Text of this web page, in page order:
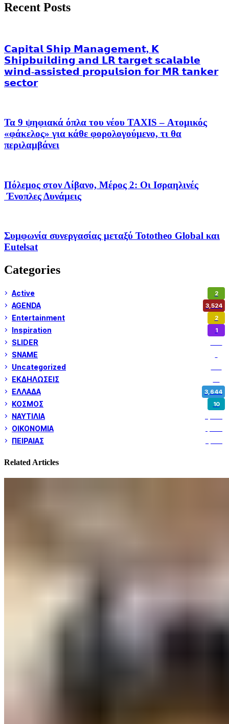
Recent Posts
𝗖𝗮𝗽𝗶𝘁𝗮𝗹 𝗦𝗵𝗶𝗽 𝗠𝗮𝗻𝗮𝗴𝗲𝗺𝗲𝗻𝘁, 𝗞
𝗦𝗵𝗶𝗽𝗯𝘂𝗶𝗹𝗱𝗶𝗻𝗴 𝗮𝗻𝗱 𝗟𝗥 𝘁𝗮𝗿𝗴𝗲𝘁 𝘀𝗰𝗮𝗹𝗮𝗯𝗹𝗲
𝘄𝗶𝗻𝗱-𝗮𝘀𝘀𝗶𝘀𝘁𝗲𝗱 𝗽𝗿𝗼𝗽𝘂𝗹𝘀𝗶𝗼𝗻 𝗳𝗼𝗿 𝗠𝗥 𝘁𝗮𝗻𝗸𝗲𝗿
𝘀𝗲𝗰𝘁𝗼𝗿
Τα 9 ψηφιακά όπλα του νέου TAXIS – Ατομικός
«φάκελος» για κάθε φορολογούμενο, τι θα
περιλαμβάνει
Πόλεμος στον Λίβανο, Μέρος 2: Οι Ισραηλινές
Ένοπλες Δυνάμεις
Συμφωνία συνεργασίας μεταξύ Tototheo Global και
Eutelsat
Categories
Active 2
AGENDA 3,524
Entertainment 2
Inspiration 1
SLIDER
SNAME
Uncategorized
ΕΚΔΗΛΩΣΕΙΣ
ΕΛΛΑΔΑ 3,644
ΚΟΣΜΟΣ 10
ΝΑΥΤΙΛΙΑ
ΟΙΚΟΝΟΜΙΑ
ΠΕΙΡΑΙΑΣ
Related Articles